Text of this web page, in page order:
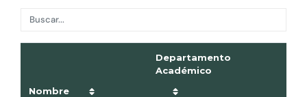
Nombre
Departamento
Académico